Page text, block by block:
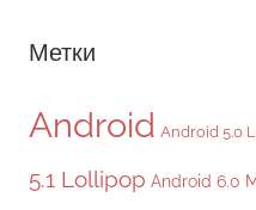
Метки
Android Android 5.0
5.1 Lollipop Android 6.0